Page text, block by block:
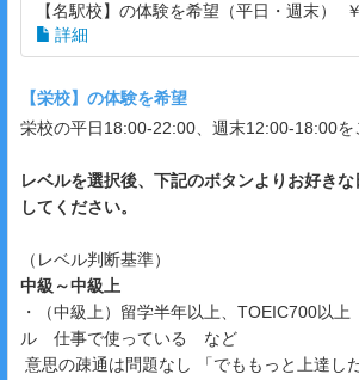
【名駅校】の体験を希望（平日・週末）
詳細
【栄校】の体験を希望
栄校の平日18:00-22:00、週末12:00-18:00を
レベルを選択後、下記のボタンよりお好き
してください。
（レベル判断基準）
中級～中級上
・（中級上）留学半年以上、TOEIC700以
ル 仕事で使っている など
意思の疎通は問題なし 「でももっと上達し